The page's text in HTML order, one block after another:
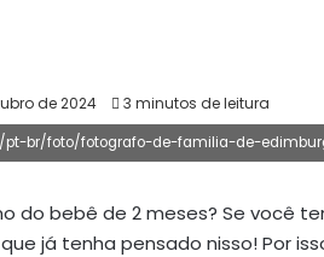
de 2024 3 minutos de leitura
pt-br/foto/fotografo-de-familia-de-
do bebê de 2 meses? Se você
já tenha pensado nisso! Por